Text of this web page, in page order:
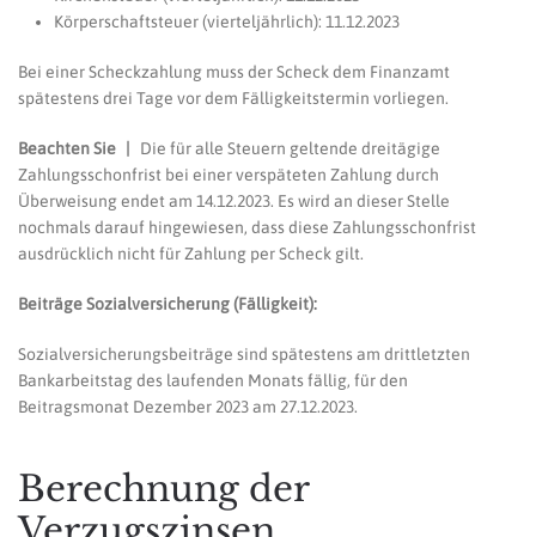
Körperschaftsteuer (vierteljährlich): 11.12.2023
Bei einer Scheckzahlung muss der Scheck dem Finanzamt
spätestens drei Tage vor dem Fälligkeitstermin vorliegen.
Beachten Sie | Die für alle Steuern geltende dreitägige
Zahlungsschonfrist bei einer verspäteten Zahlung durch
Überweisung endet am 14.12.2023. Es wird an dieser Stelle
nochmals darauf hingewiesen, dass diese Zahlungsschonfrist
ausdrücklich nicht für Zahlung per Scheck gilt.
Beiträge Sozialversicherung (Fälligkeit):
Sozialversicherungsbeiträge sind spätestens am drittletzten
Bankarbeitstag des laufenden Monats fällig, für den
Beitragsmonat Dezember 2023 am 27.12.2023.
Berechnung der